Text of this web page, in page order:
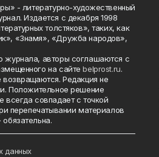
- литературно-художественный
Издается с декабря 1998
толстяков», таких, как
«Знамя», «Дружба народов»,
журнала, авторы соглашаются с
на сайтеbelprost.ru.
возвращаются. Редакция не
Положительное решение
всегда совпадает с точкой
перепечатывании материалов
данных